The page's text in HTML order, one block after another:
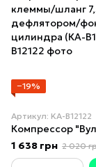
−19%
Артикул: KA-B12122
1 638 грн 2 020